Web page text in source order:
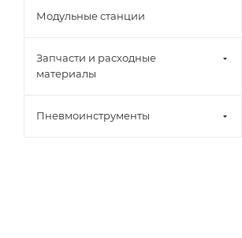
Модульные станции
Запчасти и расходные
материалы
Пневмоинструменты